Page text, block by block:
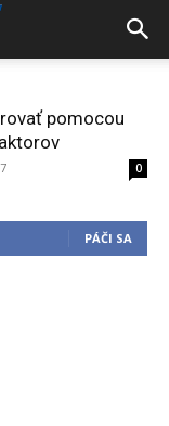
pomocou
0
PÁČI SA